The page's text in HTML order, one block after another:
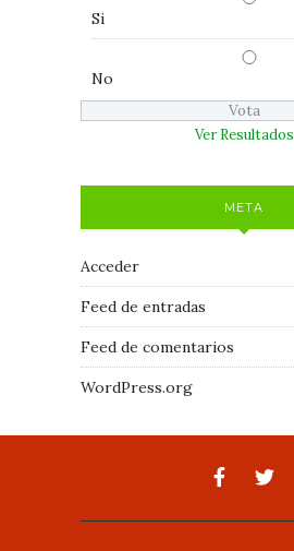
Si
No
Ver Resultados
META
Acceder
Feed de entradas
Feed de comentarios
WordPress.org